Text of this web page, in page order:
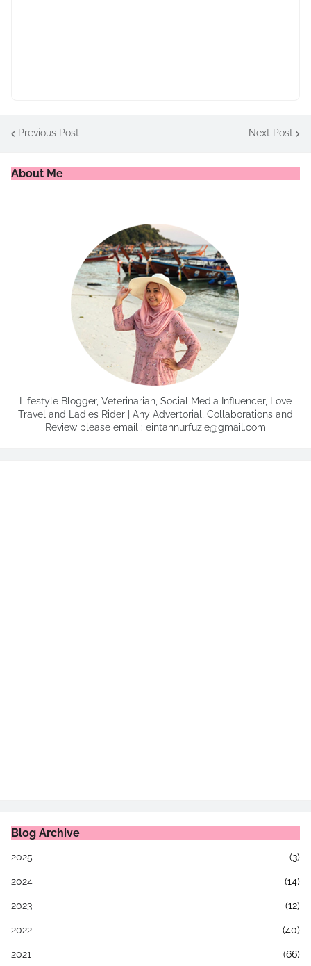
Previous Post Next Post
About Me
Lifestyle Blogger, Veterinarian, Social Media Influencer, Love
Travel and Ladies Rider | Any Advertorial, Collaborations and
Review please email : eintannurfuzie@gmail.com
Blog Archive
2025 (3)
2024 (14)
2023 (12)
2022 (40)
2021 (66)